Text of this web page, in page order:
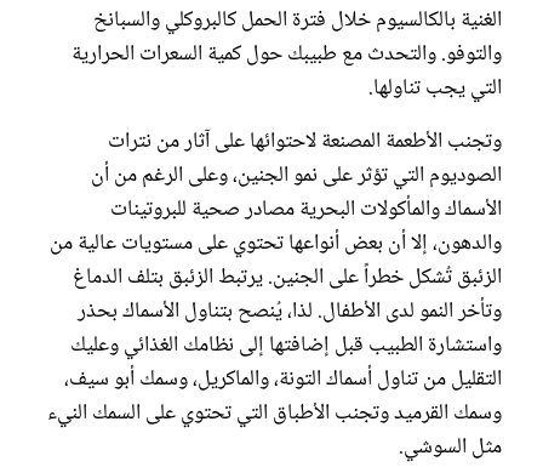
الغنية بالكالسيوم خلال فترة الحمل كالبروكلي والسبانخ
والتوفو. والتحدث مع طبيبك حول كمية السعرات الحرارية
التي يجب تناولها.
وتجنب الأطعمة المصنعة لاحتوائها على آثار من نترات
الصوديوم التي تؤثر على نمو الجنين، وعلى الرغم من أن
الأسماك والمأكولات البحرية مصادر صحية للبروتينات
والدهون، إلا أن بعض أنواعها تحتوي على مستويات عالية من
الزئبق تُشكل خطراً على الجنين. يرتبط الزئبق بتلف الدماغ
وتأخر النمو لدى الأطفال. لذا، يُنصح بتناول الأسماك بحذر
واستشارة الطبيب قبل إضافتها إلى نظامك الغذائي وعليك
التقليل من تناول أسماك التونة، والماكريل، وسمك أبو سيف،
وسمك القرميد وتجنب الأطباق التي تحتوي على السمك النيء
مثل السوشي.